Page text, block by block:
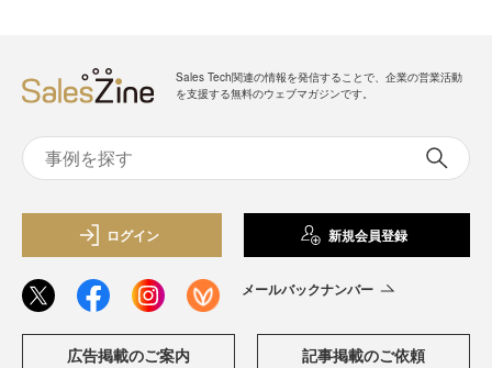
Sales Tech関連の情報を発信することで、企業の営業活動
を支援する無料のウェブマガジンです。
ログイン 新規会員登録
メールバックナンバー
広告掲載のご案内 記事掲載のご依頼